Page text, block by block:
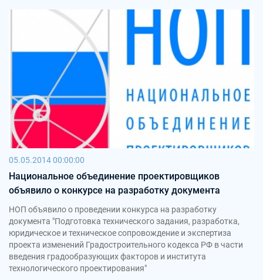
05.05.2014 00:00:00
Национальное объединение проектировщиков
объявило о конкурсе на разработку документа
НОП объявило о проведении конкурса на разработку
документа "Подготовка технического задания, разработка,
юридическое и техническое сопровождение и экспертиза
проекта изменений Градостроительного кодекса РФ в части
введения градообразующих факторов и института
технологического проектирования"